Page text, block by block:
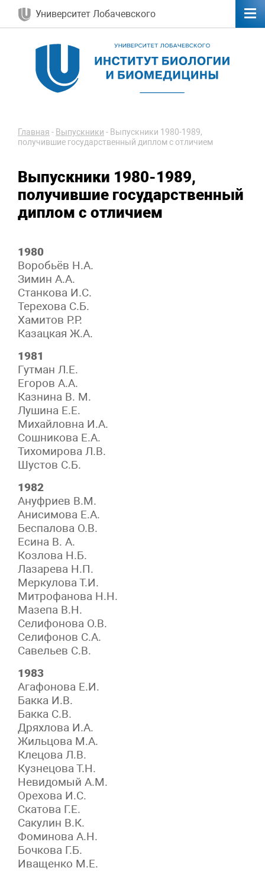
Университет Лобачевского
Главная - Выпускники - Выпускники 1980-1989,
получившие государственный диплом с отличием
Выпускники 1980-1989,
получившие государственный
диплом с отличием
1980
Воробьёв Н.А.
Зимин А.А.
Станкова И.С.
Терехова С.Б.
Хамитов Р.Р.
Казацкая Ж.А.
1981
Гутман Л.Е.
Егоров А.А.
Казнина В. М.
Лушина Е.Е.
Михайловна И.А.
Сошникова Е.А.
Тихомирова Л.В.
Шустов С.Б.
1982
Ануфриев В.М.
Анисимова Е.А.
Беспалова О.В.
Есина В. А.
Козлова Н.Б.
Лазарева Н.П.
Меркулова Т.И.
Митрофанова Н.Н.
Мазепа В.Н.
Селифонова О.В.
Селифонов С.А.
Савельев С.В.
1983
Агафонова Е.И.
Бакка И.В.
Бакка С.В.
Дряхлова И.А.
Жильцова М.А.
Клецова Л.В.
Кузнецова Т.Н.
Невидомый А.М.
Орехова И.С.
Скатова Г.Е.
Сакулин В.К.
Фоминова А.Н.
Бочкова Г.Б.
Иващенко М.Е.